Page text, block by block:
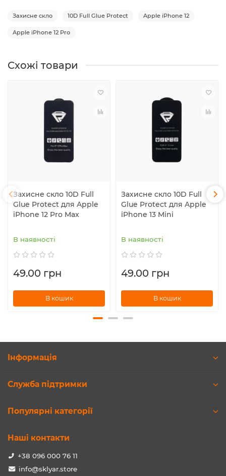
Захисне скло 10D Full Glue Protect Apple iPhone 12
Apple iPhone 12 Pro
Схожі товари
Захисне скло 10D Full
Glue Protect для Apple
iPhone 12 Pro Max
В наявності
49.00 грн
В кошик
Захисне скло 10D Full
Glue Protect для Apple
iPhone 13 Mini
В наявності
49.00 грн
В кошик
Інформація
Служба підтримки
Популярні категорії
Наші контакти
+38 096 000 76 11
info@sklyar.store